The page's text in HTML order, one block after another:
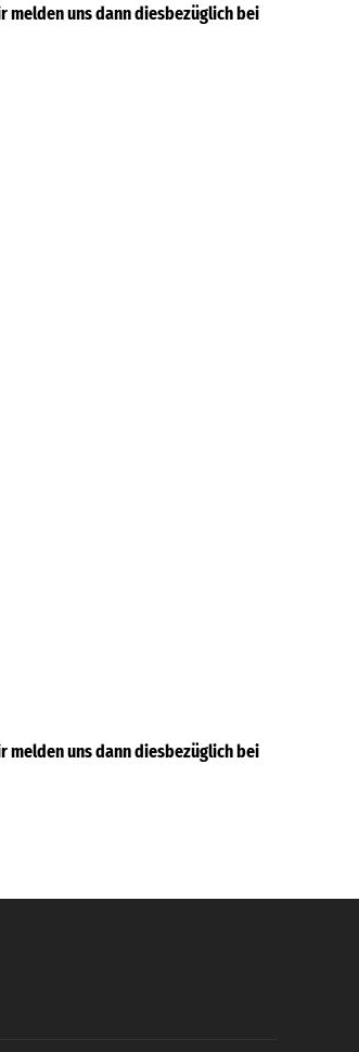
melden uns dann diesbezüglich bei
melden uns dann diesbezüglich bei